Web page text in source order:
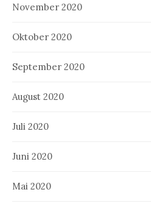
November 2020
Oktober 2020
September 2020
August 2020
Juli 2020
Juni 2020
Mai 2020